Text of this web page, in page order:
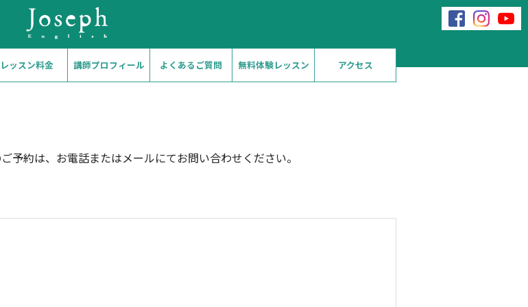
レッスン料金 講師プロフィール よくあるご質問 無料体験レッスン アクセス
約は、お電話またはメールにてお問い合わせください。